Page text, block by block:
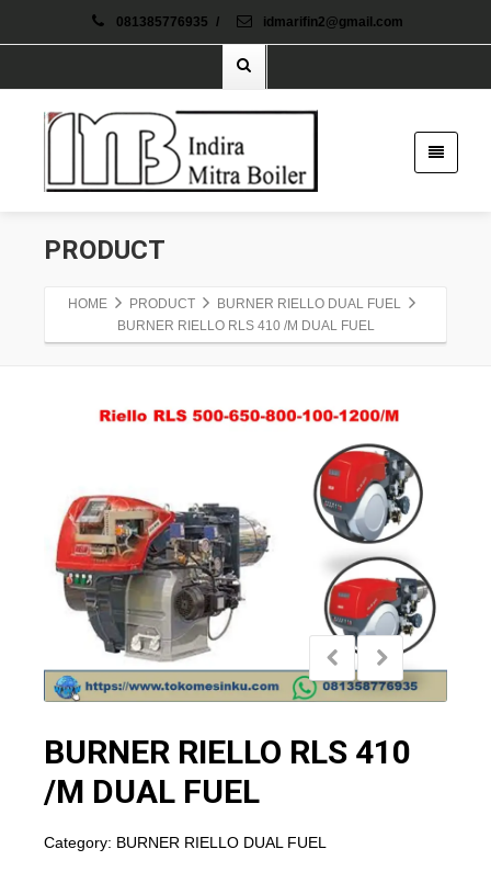
081385776935 / idmarifin2@gmail.com
PRODUCT
HOME PRODUCT
BURNER RIELLO DUAL FUEL
BURNER RIELLO RLS 410 /M DUAL FUEL
BURNER RIELLO RLS 410
/M DUAL FUEL
Category: BURNER RIELLO DUAL FUEL